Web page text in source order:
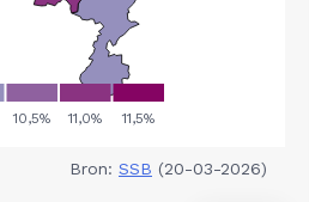
Bron: SSB (20-03-2026)